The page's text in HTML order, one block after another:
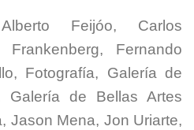
Feijóo, Carlos
Fernando
Fotografía, Galería de
Galería de Bellas Artes
Jason Mena, Jon Uriarte,